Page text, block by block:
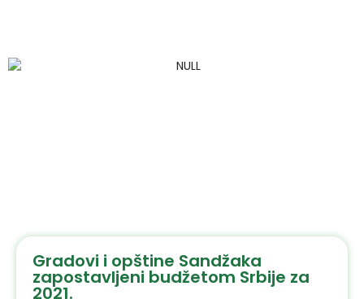
Gradovi i opštine Sandžaka
zapostavljeni budžetom Srbije za
2021.